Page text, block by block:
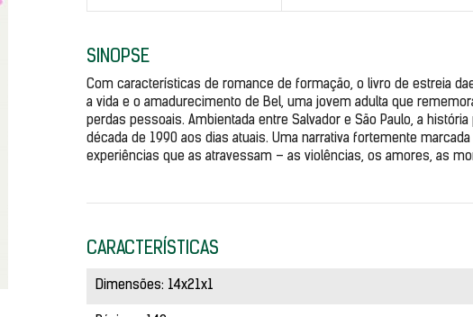
SINOPSE
Com características de romance de formação, o livro de estreia
a vida e o amadurecimento de Bel, uma jovem adulta que
perdas pessoais. Ambientada entre Salvador e São Paulo, a
década de 1990 aos dias atuais. Uma narrativa fortemente
experiências que as atravessam – as violências, os amores, as
CARACTERÍSTICAS
Dimensões: 14x21x1